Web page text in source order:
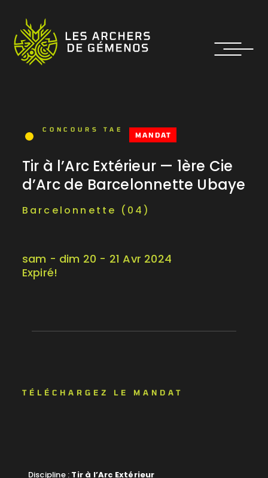
CONCOURS TAE
MANDAT
sam - dim 20 - 21 Avr 2024
Expiré!
Tir à l’Arc Extérieur — 1ère Cie
d’Arc de Barcelonnette Ubaye
Barcelonnette (04)
TÉLÉCHARGEZ LE MANDAT
Discipline : Tir à l’Arc Extérieur